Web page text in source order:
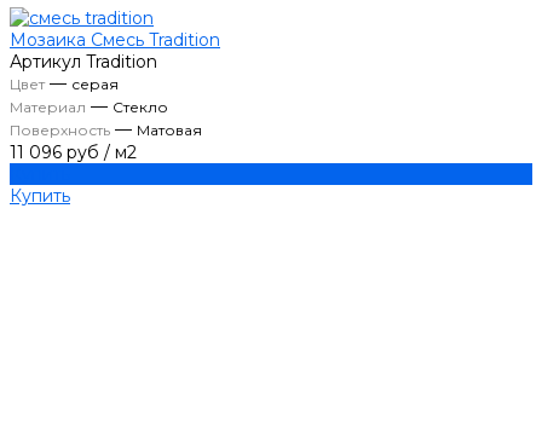
Мозаика Смесь Tradition
Артикул Tradition
Цвет— серая
Материал — Стекло
Поверхность — Матовая
11 096 руб / м2
Купить